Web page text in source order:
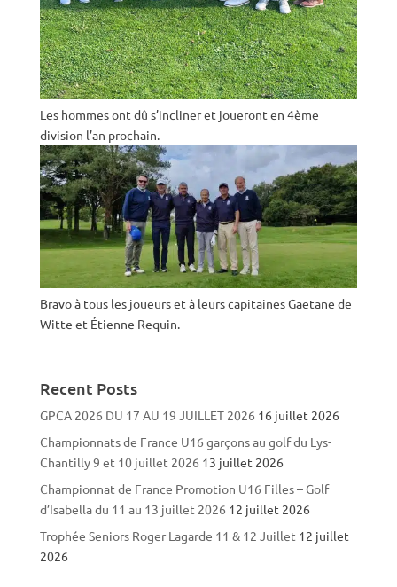
Les hommes ont dû s’incliner et joueront en 4ème
division l’an prochain.
Bravo à tous les joueurs et à leurs capitaines Gaetane de
Witte et Étienne Requin.
Recent Posts
GPCA 2026 DU 17 AU 19 JUILLET 2026 16 juillet 2026
Championnats de France U16 garçons au golf du Lys-
Chantilly 9 et 10 juillet 2026 13 juillet 2026
Championnat de France Promotion U16 Filles – Golf
d’Isabella du 11 au 13 juillet 2026 12 juillet 2026
Trophée Seniors Roger Lagarde 11 & 12 Juillet 12 juillet
2026